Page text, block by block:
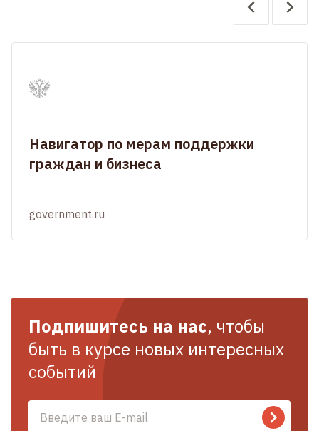
Навигатор по мерам поддержки
граждан и бизнеса
government.ru
Подпишитесь на нас, чтобы
быть в курсе новых интересных
событий